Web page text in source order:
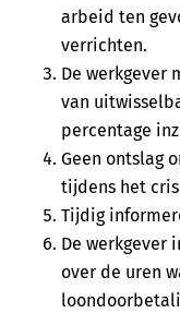
arbeid ten
verrichten.
De werkgever
van
percentage
Geen ontslag
tijdens het
Tijdig
De werkgever
over de uren